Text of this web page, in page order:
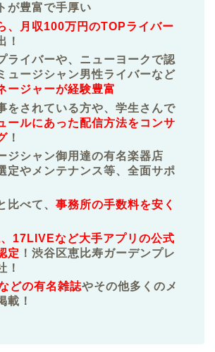
が豊富で手厚い
、月収100万円のTOPライバー
！
ライバーや、ニューヨークで認
ュージシャン男性ライバーなど
ージャーが経験豊富
をされている方や、学生さんで
ールにあった配信方法をコンサ
！
ジシャン御用達の有名楽器店
定やメンテナンス等、全面サポ
比べて、 事務所の手数料を安く
17LIVEなど大手アプリの公式
定 ！渋谷区恵比寿ガーデンプレ
！
どの有名雑誌やその他多くのメ
載！